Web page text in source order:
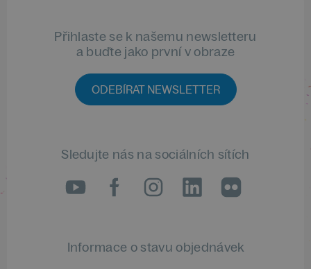
Přihlaste se k našemu newsletteru
a buďte jako první v obraze
ODEBÍRAT NEWSLETTER
Sledujte nás na sociálních sítích
LinkedIn
flickr
Informace o stavu objednávek